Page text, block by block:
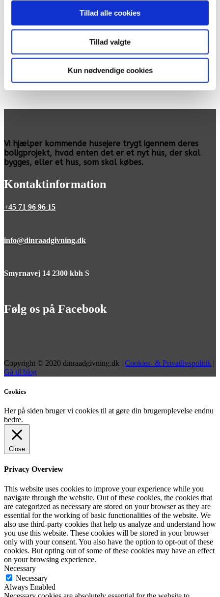
Tillad alle cookies
Tillad valgte
Kun nødvendige cookies
Indsend
Skal I selv bygge et helt nyt hus, kan vi anbefale jer at vælge et
byggetilsyn i forbindelse med projektet. Læs mere om vores
skræddersyede service afbyggetilsyntil jer, som selv kaster jer ud i
Vi hjælper kommende husejere trygt igennem deres
boligprojekt, hvad enten det er et nyt hus, der skal
bygges, eller et hus, som skal købes.
Kontaktinformation
+45 71 96 96 15
info@dinraadgivning.dk
Smyrnavej 14 2300 kbh S
Følg os på Facebook
Copyright © 2020 dinraadgivning.dk | Cookies- & Privatlivspolitik |
Gå til blog
Cookies
Her på siden bruger vi cookies til at gøre din brugeroplevelse endnu
bedre.
Close
Privacy Overview
This website uses cookies to improve your experience while you
navigate through the website. Out of these cookies, the cookies that
are categorized as necessary are stored on your browser as they are
essential for the working of basic functionalities of the website. We
also use third-party cookies that help us analyze and understand how
you use this website. These cookies will be stored in your browser
only with your consent. You also have the option to opt-out of these
cookies. But opting out of some of these cookies may have an effect
on your browsing experience.
Necessary
Necessary
Always Enabled